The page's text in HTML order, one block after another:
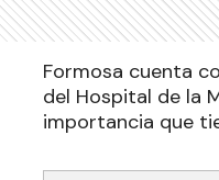
Formosa cuenta
del Hospital de la
importancia que